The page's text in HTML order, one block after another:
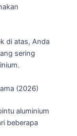
di atas, Anda
sering
(2026)
aluminium
beberapa